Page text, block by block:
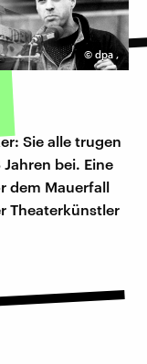
© dpa ,
Sie alle trugen
bei. Eine
dem Mauerfall
Theaterkünstler